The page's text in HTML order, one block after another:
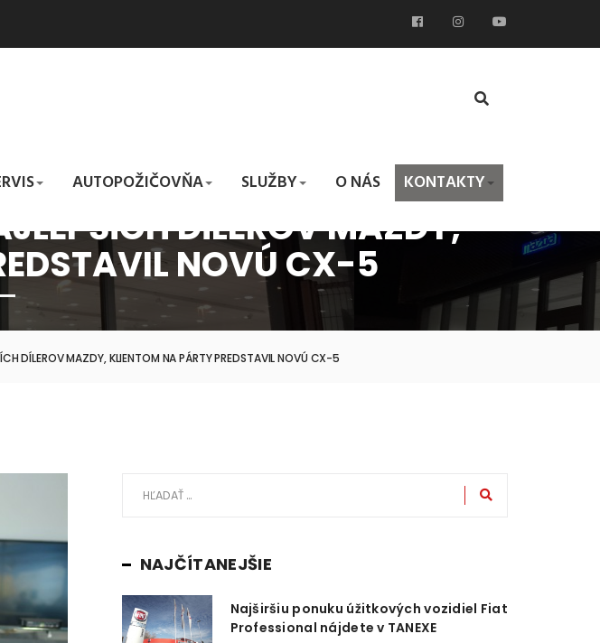
AUTOPOŽIČOVŇA SLUŽBY O NÁS KONTAKTY
DÍLEROV MAZDY,
NOVÚ CX-5
DÍLEROV MAZDY, KLIENTOM NA PÁRTY PREDSTAVIL NOVÚ CX-5
NAJČÍTANEJŠIE
Najširšiu ponuku úžitkových vozidiel Fiat
Professional nájdete v TANEXE